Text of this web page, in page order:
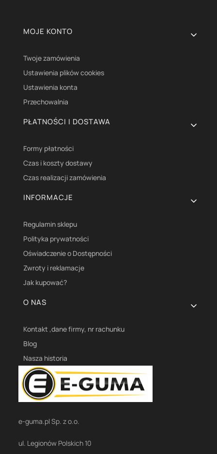
Linki w stopce
MOJE KONTO
Twoje zamówienia
Ustawienia plików cookies
Ustawienia konta
Przechowalnia
PŁATNOŚCI I DOSTAWA
Formy płatności
Czas i koszty dostawy
Czas realizacji zamówienia
INFORMACJE
Regulamin sklepu
Polityka prywatności
Oświadczenie o Dostępności
Zwroty i reklamacje
Jak kupować?
O NAS
Kontakt ,dane firmy, nr rachunku
Blog
Nasza historia
e-guma.pl Sp. z o.o.
ul. Legionów Polskich 10